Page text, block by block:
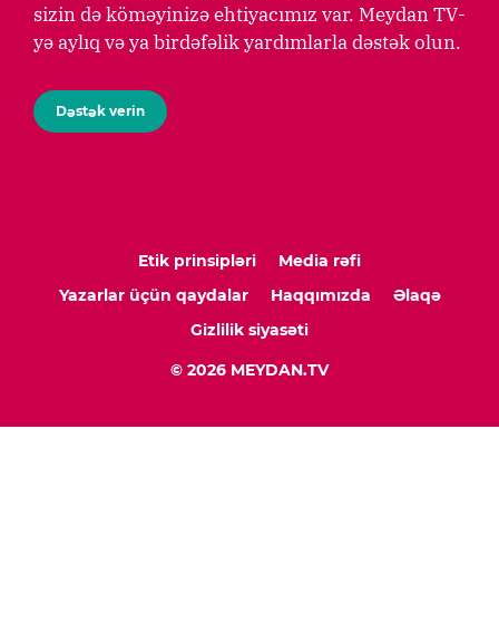
sizin də köməyinizə ehtiyacımız var. Meydan TV-
yə aylıq və ya birdəfəlik yardımlarla dəstək olun.
Dəstək verin
Etik prinsipləri
Media rəfi
Yazarlar üçün qaydalar
Haqqımızda
Əlaqə
Gizlilik siyasəti
© 2026 MEYDAN.TV